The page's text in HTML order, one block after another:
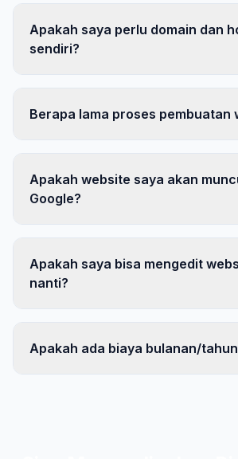
Apakah saya perlu domain dan
sendiri?
Berapa lama proses pembuatan
Apakah website saya akan
Google?
Apakah saya bisa mengedit
nanti?
Apakah ada biaya bulanan/